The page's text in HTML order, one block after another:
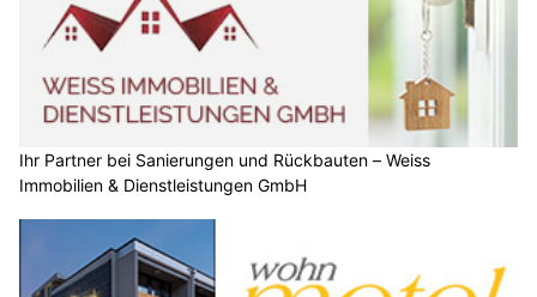
Ihr Partner bei Sanierungen und Rückbauten – Weiss
Immobilien & Dienstleistungen GmbH